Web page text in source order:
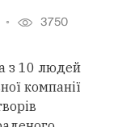
3750
з 10 людей
компанії